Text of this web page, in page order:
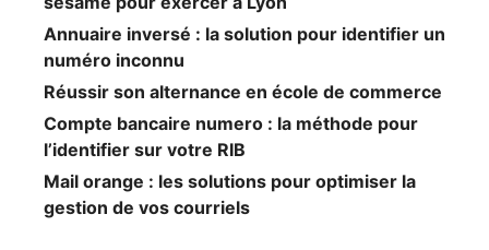
Annuaire inversé : la solution pour identifier un
numéro inconnu
Réussir son alternance en école de commerce
Compte bancaire numero : la méthode pour
l’identifier sur votre RIB
Mail orange : les solutions pour optimiser la
gestion de vos courriels